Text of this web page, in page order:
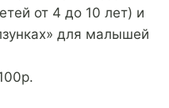
от 4 до 10 лет) и
для малышей